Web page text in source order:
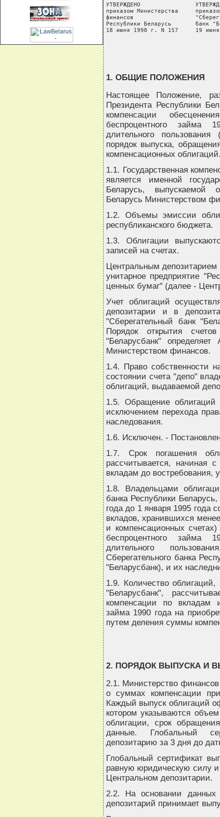
УТВЕРЖДЕНО
приказом Министерства
финансов
Республики Беларусь       банк
18 июня 1998 г. N 157     19
1. ОБЩИЕ ПОЛОЖЕНИЯ
Настоящее Положение,
Президента Республики
компенсации
беспроцентного займа
длительного
порядок выпуска,
компенсационных
1.1. Государственная
является именной
Беларусь, выпускаемой
Беларусь Министерством
1.2. Объемы эмиссии
республиканского бюджета.
1.3. Облигации
записей на счетах.
Центральным депозитарием
унитарное предприятие
ценных бумаг" (далее -
Учет облигаций
депозитарии и в
"Сберегательный банк
Порядок открытия
"Беларусбанк"
Министерством финансов.
1.4. Право собственности
состоянии счета "депо"
облигаций, выдаваемой
1.5. Обращение облигаций
исключением перехода
наследования.
1.6. Исключен. -
1.7. Срок погашения
рассчитывается, начиная
вкладам до востребования,
1.8. Владельцами
банка Республики
года до 1 января 1995 года
вкладов, хранившихся
и компенсационных
беспроцентного займа
длительного
Сберегательного банка
"Беларусбанк), и их
1.9. Количество
"Беларусбанк",
компенсации по вкладам
займа 1990 года на
путем деления суммы
2. ПОРЯДОК ВЫПУСКА И
2.1. Министерство
о суммах компенсации
Каждый выпуск облигаций
котором указываются
облигации, срок
данные. Глобальный
депозитарию за 3 дня до
Глобальный сертификат
равную юридическую силу
Центральном депозитарии.
2.2. На основании данных
депозитарий принимает